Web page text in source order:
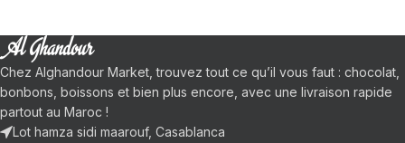
Chez Alghandour Market, trouvez tout ce qu’il vous faut : chocolat,
bonbons, boissons et bien plus encore, avec une livraison rapide
partout au Maroc !
Lot hamza sidi maarouf, Casablanca